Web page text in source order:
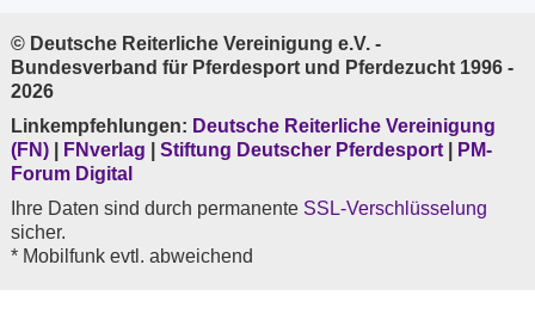
© Deutsche Reiterliche Vereinigung e.V. -
Bundesverband für Pferdesport und Pferdezucht 1996 -
2026
Linkempfehlungen: Deutsche Reiterliche Vereinigung
(FN)
FNverlag Stiftung Deutscher Pferdesport
PM-
Forum Digital
Ihre Daten sind durch permanente SSL-Verschlüsselung
sicher.
* Mobilfunk evtl. abweichend